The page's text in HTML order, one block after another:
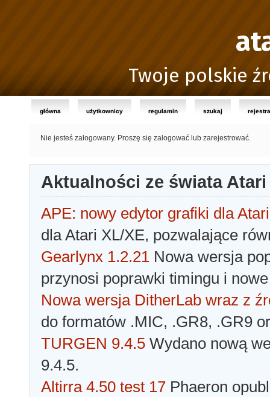
Twoje polskie
główna użytkownicy regulamin szukaj
Nie jesteś zalogowany. Proszę się zalogować lub zarejestrować.
Aktualności ze świata Atari
APE: nowy edytor grafiki dla Atari
dla Atari XL/XE, pozwalające
Gearlynx 1.2.21 Nowa wersja
przynosi poprawki timingu i
Nowa wersja DitherLab wraz z
do formatów .MIC, .GR8, .GR9
TURGEN 9.4.5 Wydano nową
9.4.5.
Altirra 4.50 test 17 Phaeron